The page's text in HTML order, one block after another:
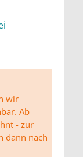
wir
Ab
- zur
dann nach